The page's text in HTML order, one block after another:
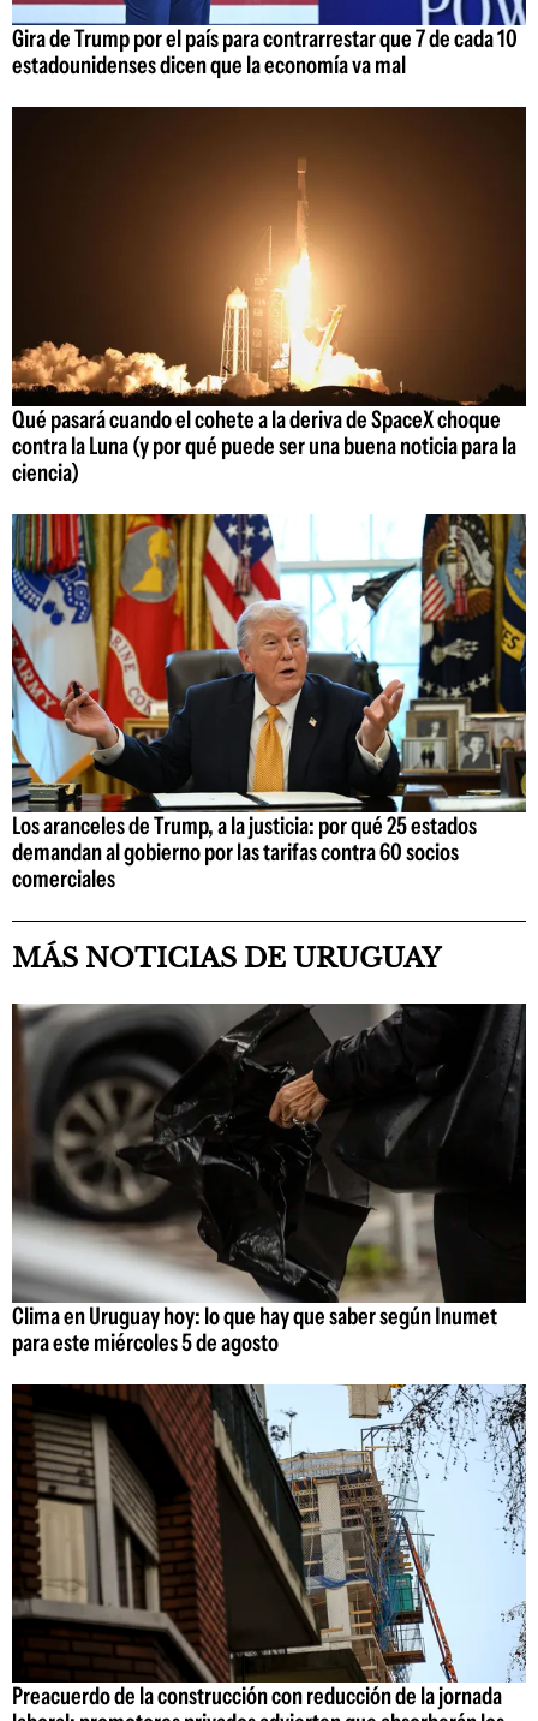
Gira de Trump por el país para contrarrestar que 7 de cada 10
estadounidenses dicen que la economía va mal
Qué pasará cuando el cohete a la deriva de SpaceX choque
contra la Luna (y por qué puede ser una buena noticia para la
ciencia)
Los aranceles de Trump, a la justicia: por qué 25 estados
demandan al gobierno por las tarifas contra 60 socios
comerciales
MÁS NOTICIAS DE URUGUAY
Clima en Uruguay hoy: lo que hay que saber según Inumet
para este miércoles 5 de agosto
Preacuerdo de la construcción con reducción de la jornada